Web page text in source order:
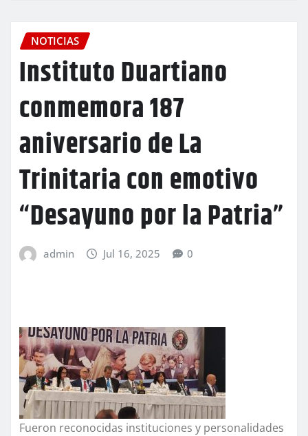
NOTICIAS
Instituto Duartiano
conmemora 187
aniversario de La
Trinitaria con emotivo
“Desayuno por la Patria”
admin Jul 16, 2025 0
Fueron reconocidas instituciones y personalidades